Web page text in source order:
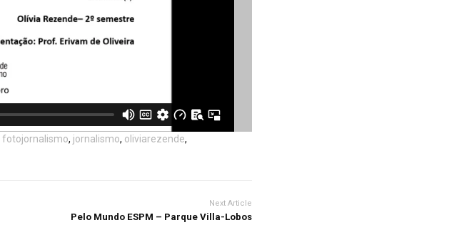
fotojornalismo, jornalismo, oliviarezende,
Next Article
Pelo Mundo ESPM – Parque Villa-Lobos